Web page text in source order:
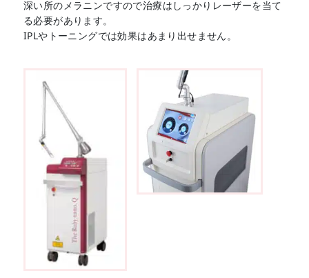
深い所のメラニンですので治療はしっかりレーザーを当て
る必要があります。
IPLやトーニングでは効果はあまり出せません。